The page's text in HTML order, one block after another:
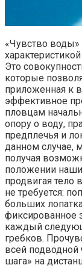
«Чувство воды»
Это
которые
приложенная к
эффективное
пловцам
опору о воду,
предплечья и
данном случае,
получая
положении наши
продвигая тело
не требуется:
больших
фиксированное
каждый
гребков.
всей подводной
шага» на